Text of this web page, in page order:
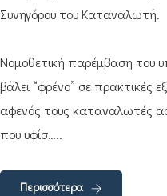
Συνηγόρου του Καταναλωτή.
Νομοθετική παρέμβαση του
βάλει “φρένο” σε
αφενός τους καταναλωτές
που υφίσ…..
Περισσότερα